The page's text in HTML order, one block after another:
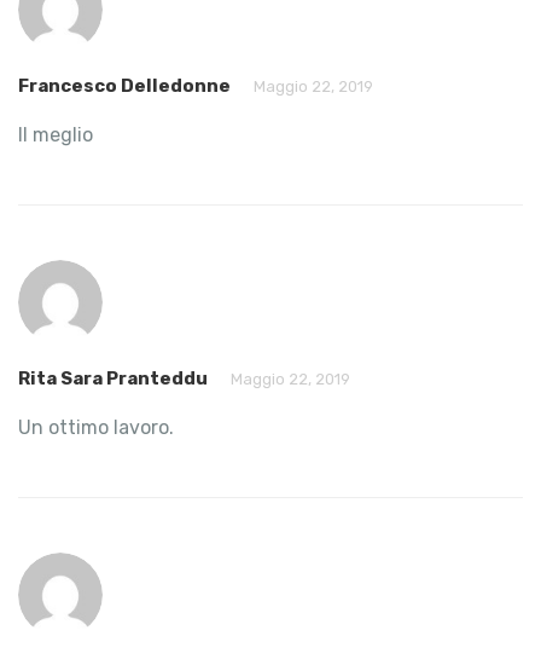
Francesco Delledonne Maggio 22, 2019
Il meglio
Rita Sara Pranteddu Maggio 22, 2019
Un ottimo lavoro.